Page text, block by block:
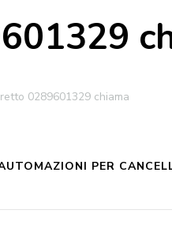
0289601329 chiama
PER